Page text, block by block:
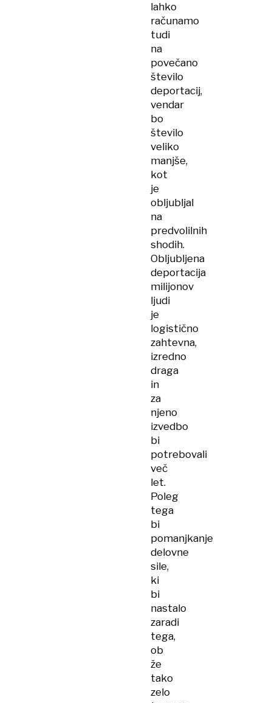
lahko
računamo
tudi
na
povečano
število
deportacij,
vendar
bo
število
veliko
manjše,
kot
je
obljubljal
na
predvolilnih
shodih.
Obljubljena
deportacija
milijonov
ljudi
je
logistično
zahtevna,
izredno
draga
in
za
njeno
izvedbo
bi
potrebovali
več
let.
Poleg
tega
bi
pomanjkanje
delovne
sile,
ki
bi
nastalo
zaradi
tega,
ob
že
tako
zelo